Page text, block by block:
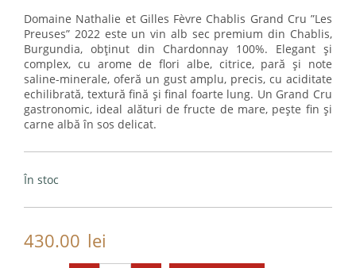
Domaine Nathalie et Gilles Fèvre Chablis Grand Cru ”Les
Preuses” 2022 este un vin alb sec premium din Chablis,
Burgundia, obținut din Chardonnay 100%. Elegant și
complex, cu arome de flori albe, citrice, pară și note
saline-minerale, oferă un gust amplu, precis, cu aciditate
echilibrată, textură fină și final foarte lung. Un Grand Cru
gastronomic, ideal alături de fructe de mare, pește fin și
carne albă în sos delicat.
În stoc
430.00 lei